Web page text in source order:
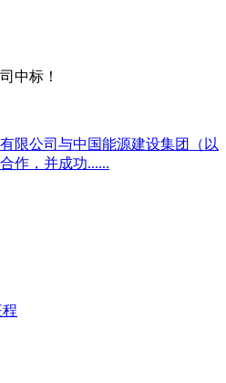
中标！
限公司与中国能源建设集团（以
作，并成功......